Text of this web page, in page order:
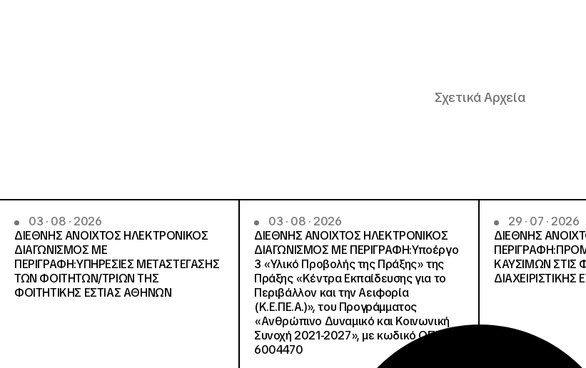
Σχετικά Αρχεία
03 · 08 · 2026
ΔΙΕΘΝΗΣ ΑΝΟΙΧΤΟΣ ΗΛΕΚΤΡΟΝΙΚΟΣ
ΔΙΑΓΩΝΙΣΜΟΣ ΜΕ
ΠΕΡΙΓΡΑΦΗ:ΥΠΗΡΕΣΙΕΣ METAΣΤΕΓΑΣΗΣ
ΤΩΝ ΦΟΙΤΗΤΩΝ/ΤΡΙΩΝ ΤΗΣ
ΦΟΙΤΗΤΙΚΗΣ ΕΣΤΙΑΣ ΑΘΗΝΩΝ
03 · 08 · 2026
ΔΙΕΘΝΗΣ ΑΝΟΙΧΤΟΣ ΗΛΕΚΤΡΟΝΙΚΟΣ
ΔΙΑΓΩΝΙΣΜΟΣ ΜΕ ΠΕΡΙΓΡΑΦΗ:Υποέργο
3 «Υλικό Προβολής της Πράξης» της
Πράξης «Κέντρα Εκπαίδευσης για το
Περιβάλλον και την Αειφορία
(Κ.Ε.ΠΕ.Α.)», του Προγράμματος
«Ανθρώπινο Δυναμικό και Κοινωνική
Συνοχή 2021-2027», με κωδικό ΟΠΣ
6004470
29 · 07 · 2026
ΔΙΕΘΝΗΣ
ΚΑΥΣΙΜΩΝ ΣΤΙΣ
ΔΙΑΧΕΙΡΙΣΤΙΚΗΣ